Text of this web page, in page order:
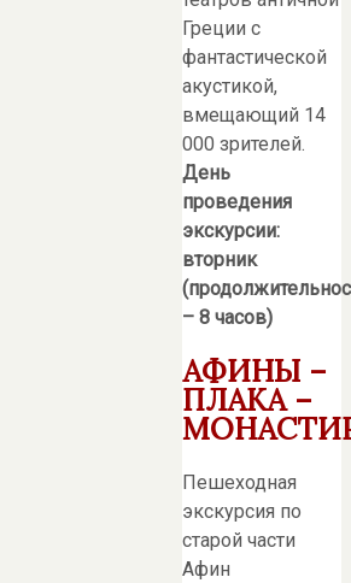
Греции с
фантастической
акустикой,
вмещающий 14
000 зрителей.
День
проведения
экскурсии:
вторник
– 8 часов)
АФИНЫ –
ПЛАКА –
Пешеходная
экскурсия по
старой части
Афин